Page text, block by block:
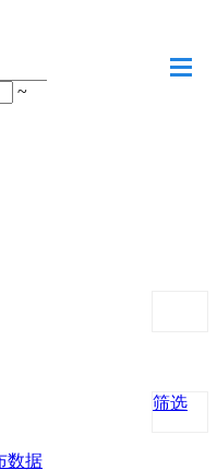
~
筛选